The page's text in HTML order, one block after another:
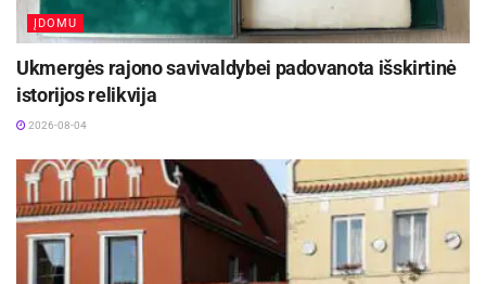
ĮDOMU
Ukmergės rajono savivaldybei padovanota išskirtinė
istorijos relikvija
2026-08-04